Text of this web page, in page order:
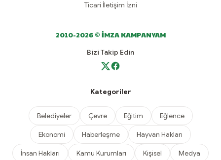
Ticari İletişim İzni
2010-2026 © İMZA KAMPANYAM
Bizi Takip Edin
Kategoriler
Belediyeler Çevre Eğitim Eğlence
Ekonomi Haberleşme Hayvan Hakları
İnsan Hakları Kamu Kurumları Kişisel Medya